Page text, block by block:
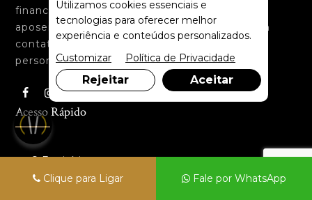
financiamento de veículos, além de ações de
aposentadoria e benefícios do INSS. Entre em
contato para receber um atendimento
personalizado.
Acesso Rápido
O Escritório
Clique para Ligar Fale por WhatsApp
Utilizamos cookies essenciais e
tecnologias para oferecer melhor
experiência e conteúdos personalizados.
Customizar
Política de Privacidade
Rejeitar Aceitar